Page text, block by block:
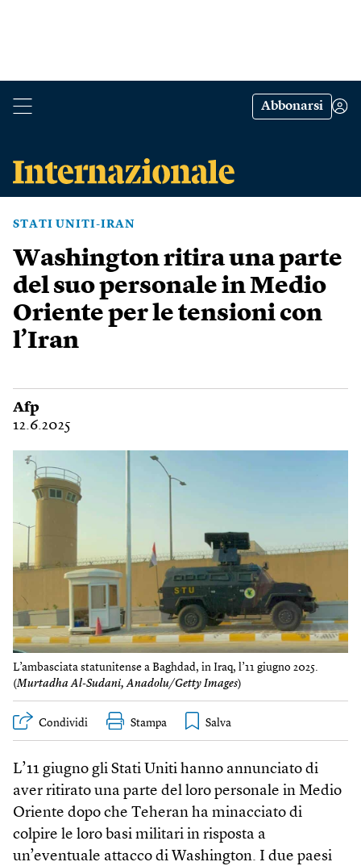
Abbonarsi
STATI UNITI-IRAN
Washington ritira una parte
del suo personale in Medio
Oriente per le tensioni con
l’Iran
Afp
12.6.2025
L’ambasciata statunitense a Baghdad, in Iraq, l’11 giugno 2025.
(Murtadha Al-Sudani, Anadolu/Getty Images)
Condividi Stampa
L’11 giugno gli Stati Uniti hanno annunciato di
aver ritirato una parte del loro personale in Medio
Oriente dopo che Teheran ha minacciato di
colpire le loro basi militari in risposta a
un’eventuale attacco di Washington. I due paesi